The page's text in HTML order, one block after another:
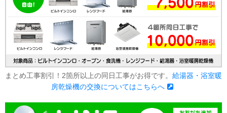
まとめ工事割引！2箇所以上の同日工事がお得です。 給湯器・浴室暖
房乾燥機の交換についてはこちらへ